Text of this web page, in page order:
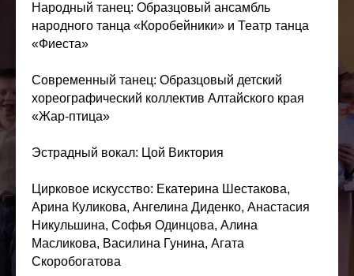
Народный танец: Образцовый ансамбль
народного танца «Коробейники» и Театр танца
«Фиеста»
Современный танец: Образцовый детский
хореографический коллектив Алтайского края
«Жар-птица»
Эстрадный вокал: Цой Виктория
Цирковое искусство: Екатерина Шестакова,
Арина Куликова, Ангелина Диденко, Анастасия
Никульшина, Софья Одинцова, Алина
Масликова, Василина Гунина, Агата
Скоробогатова